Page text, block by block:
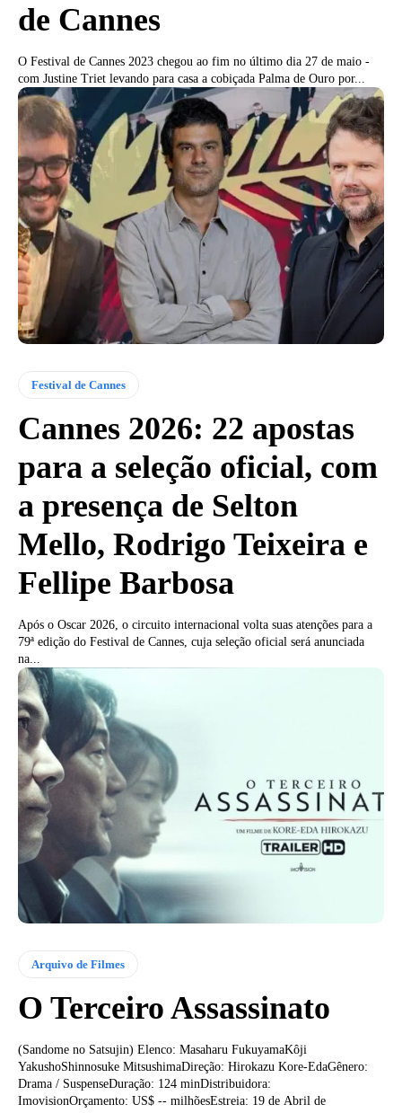
de Cannes
O Festival de Cannes 2023 chegou ao fim no último dia 27 de maio -
com Justine Triet levando para casa a cobiçada Palma de Ouro por...
Festival de Cannes
Cannes 2026: 22 apostas
para a seleção oficial, com
a presença de Selton
Mello, Rodrigo Teixeira e
Fellipe Barbosa
Após o Oscar 2026, o circuito internacional volta suas atenções para a
79ª edição do Festival de Cannes, cuja seleção oficial será anunciada
na...
Arquivo de Filmes
O Terceiro Assassinato
(Sandome no Satsujin) Elenco: Masaharu FukuyamaKôji
YakushoShinnosuke MitsushimaDireção: Hirokazu Kore-EdaGênero:
Drama / SuspenseDuração: 124 minDistribuidora:
ImovisionOrçamento: US$ -- milhõesEstreia: 19 de Abril de